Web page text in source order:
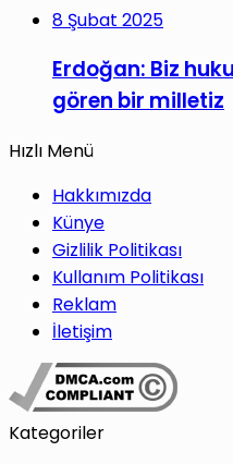
8 Şubat 2025
Erdoğan: Biz
gören bir milletiz
Hızlı Menü
Hakkımızda
Künye
Gizlilik Politikası
Kullanım Politikası
Reklam
İletişim
Kategoriler